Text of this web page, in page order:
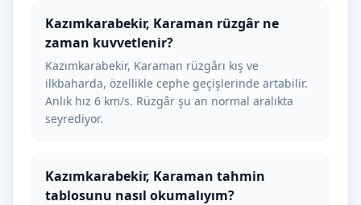
Kazımkarabekir, Karaman rüzgâr ne
zaman kuvvetlenir?
Kazımkarabekir, Karaman rüzgârı kış ve
ilkbaharda, özellikle cephe geçişlerinde artabilir.
Anlık hız 6 km/s. Rüzgâr şu an normal aralıkta
seyrediyor.
Kazımkarabekir, Karaman tahmin
tablosunu nasıl okumalıyım?